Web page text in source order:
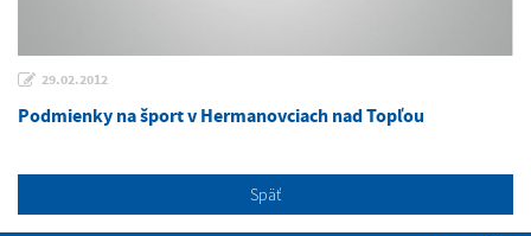
29.02.2012
Podmienky na šport v Hermanovciach nad Topľou
Späť